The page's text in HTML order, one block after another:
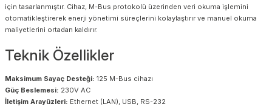
için tasarlanmıştır. Cihaz, M-Bus protokolü üzerinden veri okuma işlemini
otomatikleştirerek enerji yönetimi süreçlerini kolaylaştırır ve manuel okuma
maliyetlerini ortadan kaldırır.
Teknik Özellikler
Maksimum Sayaç Desteği: 125 M-Bus cihazı
Güç Beslemesi: 230V AC
İletişim Arayüzleri: Ethernet (LAN), USB, RS-232